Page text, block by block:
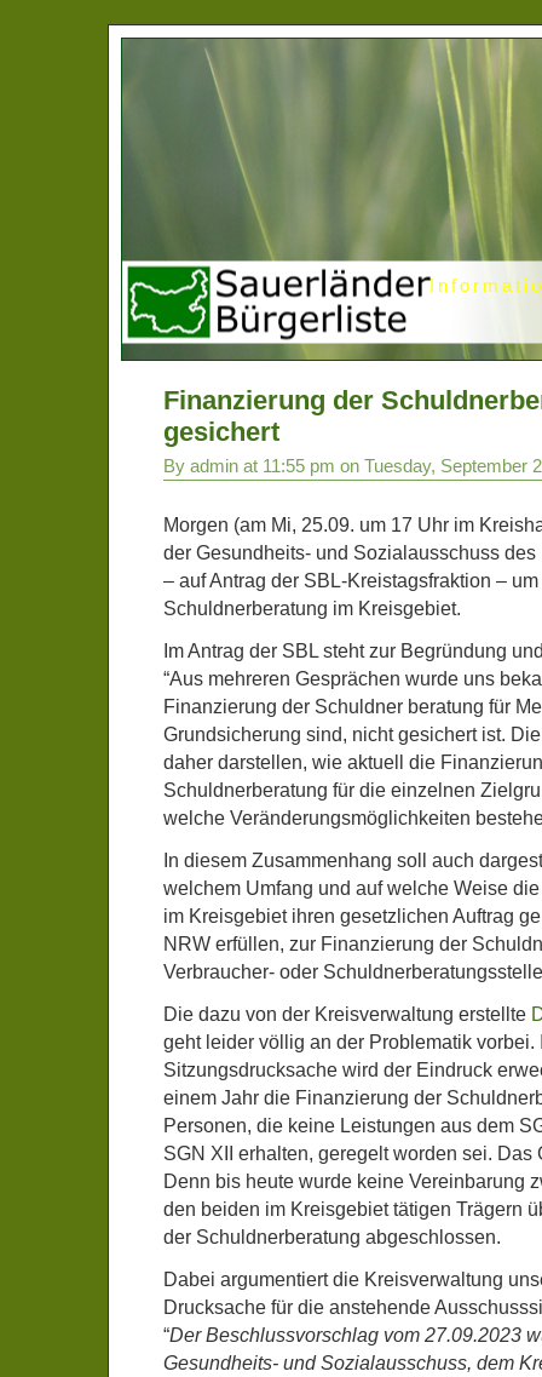
Finanzierung der
gesichert
By admin at 11:55 pm on Tuesday, September
Morgen (am Mi, 25.09. um 17 Uhr im
der Gesundheits- und Sozialausschuss
– auf Antrag der SBL-Kreistagsfraktion –
Schuldnerberatung im Kreisgebiet.
Im Antrag der SBL steht zur Begründung
“Aus mehreren Gesprächen wurde uns
Finanzierung der Schuldner beratung für
Grundsicherung sind, nicht gesichert ist.
daher darstellen, wie aktuell die
Schuldnerberatung für die einzelnen
welche Veränderungsmöglichkeiten
In diesem Zusammenhang soll auch
welchem Umfang und auf welche Weise
im Kreisgebiet ihren gesetzlichen Auftrag
NRW erfüllen, zur Finanzierung der
Verbraucher- oder
Die dazu von der Kreisverwaltung erstellte
geht leider völlig an der Problematik vorbei.
Sitzungsdrucksache wird der Eindruck
einem Jahr die Finanzierung der
Personen, die keine Leistungen aus dem
SGN XII erhalten, geregelt worden sei. Das
Denn bis heute wurde keine Vereinbarung
den beiden im Kreisgebiet tätigen Trägern
der Schuldnerberatung abgeschlossen.
Dabei argumentiert die Kreisverwaltung
Drucksache für die anstehende
“Der Beschlussvorschlag vom 27.09.2023
Gesundheits- und Sozialausschuss, dem